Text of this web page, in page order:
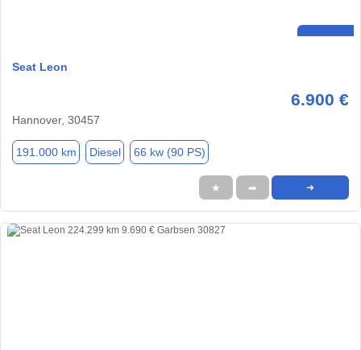
Seat Leon
6.900 €
Hannover, 30457
191.000 km Diesel 66 kw (90 PS)
★ ➦ ➜